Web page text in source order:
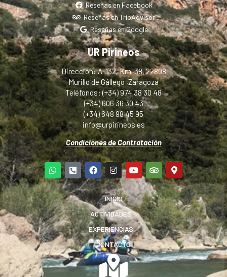
Reseñas en Facebook
Reseñas en TripAdvisor
Reseñas en Google
UR Pirineos
Dirección: A-132, Km. 38, 22808
Murillo de Gállego ,Zaragoza
Teléfonos: (+34) 974 38 30 48
(+34) 606 36 30 43
(+34) 648 98 45 95
info@urpirineos.es
Condiciones de Contratación
INICIO
ACTIVIDADES
EXPERIENCIAS
CONTACTO